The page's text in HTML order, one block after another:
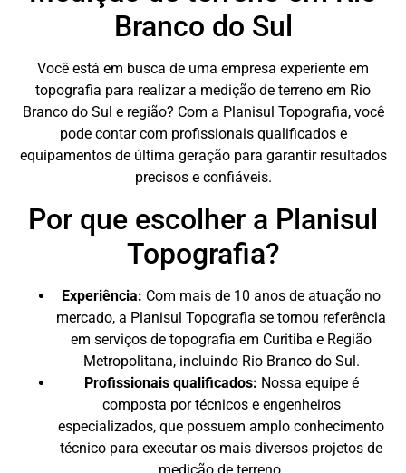
Branco do Sul
Você está em busca de uma empresa experiente em
topografia para realizar a medição de terreno em Rio
Branco do Sul e região? Com a Planisul Topografia, você
pode contar com profissionais qualificados e
equipamentos de última geração para garantir resultados
precisos e confiáveis.
Por que escolher a Planisul
Topografia?
Experiência: Com mais de 10 anos de atuação no
mercado, a Planisul Topografia se tornou referência
em serviços de topografia em Curitiba e Região
Metropolitana, incluindo Rio Branco do Sul.
Profissionais qualificados: Nossa equipe é
composta por técnicos e engenheiros
especializados, que possuem amplo conhecimento
técnico para executar os mais diversos projetos de